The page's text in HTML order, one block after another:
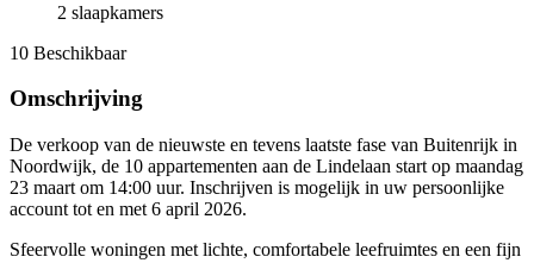
2 slaapkamers
10 Beschikbaar
Omschrijving
De verkoop van de nieuwste en tevens laatste fase van Buitenrijk in
Noordwijk, de 10 appartementen aan de Lindelaan start op maandag
23 maart om 14:00 uur. Inschrijven is mogelijk in uw persoonlijke
account tot en met 6 april 2026.
Sfeervolle woningen met lichte, comfortabele leefruimtes en een fijn